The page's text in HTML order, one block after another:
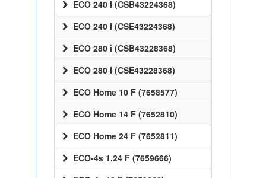
ECO 240 I (CSB43224368)
ECO 240 I (CSE43224368)
ECO 280 i (CSB43228368)
ECO 280 I (CSE43228368)
ECO Home 10 F (7658577)
ECO Home 14 F (7652810)
ECO Home 24 F (7652811)
ECO-4s 1.24 F (7659666)